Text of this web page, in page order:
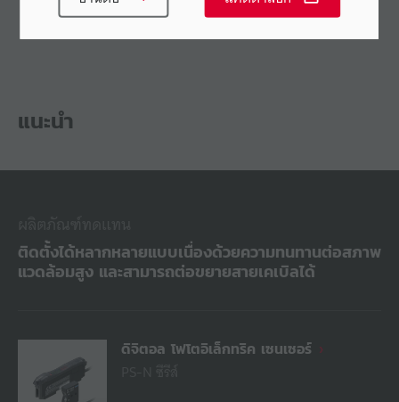
แนะนำ
ติดตั้งได้หลากหลายแบบเนื่องด้วยความทนทานต่อสภาพ
แวดล้อมสูง และสามารถต่อขยายสายเคเบิลได้
ดิจิตอล โฟโตอิเล็กทริค เซนเซอร์